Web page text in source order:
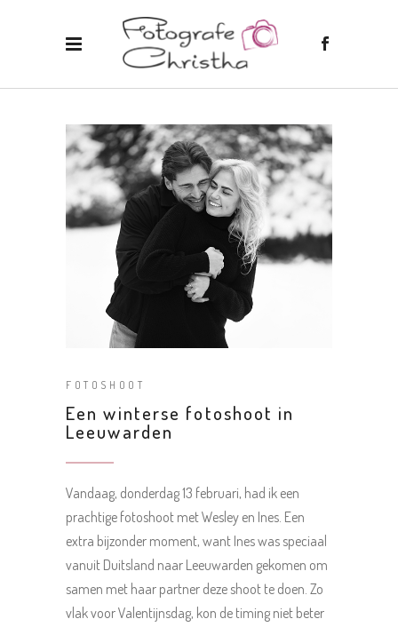
FOTOSHOOT
Een winterse fotoshoot in
Leeuwarden
Vandaag, donderdag 13 februari, had ik een
prachtige fotoshoot met Wesley en Ines. Een
extra bijzonder moment, want Ines was speciaal
vanuit Duitsland naar Leeuwarden gekomen om
samen met haar partner deze shoot te doen. Zo
vlak voor Valentijnsdag, kon de timing niet beter